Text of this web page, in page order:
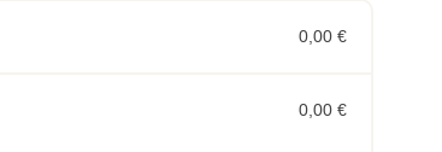
0,00 €
0,00 €